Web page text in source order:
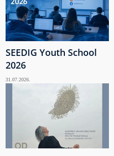
SEEDIG Youth School
2026
31.07.2026.